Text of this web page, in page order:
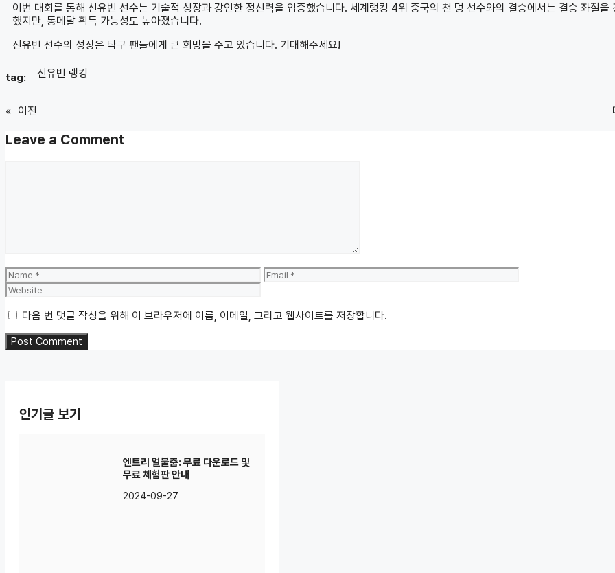
이번 대회를 통해 신유빈 선수는 기술적 성장과 강인한 정신력을 입증했습니다. 세계랭킹 4위 중국의 천 멍 선수와의 결승에서는 결승 좌절을
했지만, 동메달 획득 가능성도 높아졌습니다.
신유빈 선수의 성장은 탁구 팬들에게 큰 희망을 주고 있습니다. 기대해주세요!
tag: 신유빈 랭킹
« 이전
Leave a Comment
Name Email
다음 번 댓글 작성을 위해 이 브라우저에 이름, 이메일, 그리고 웹사이트를 저장합니다.
인기글 보기
엔트리 얼불춤: 무료 다운로드 및
무료 체험판 안내
2024-09-27